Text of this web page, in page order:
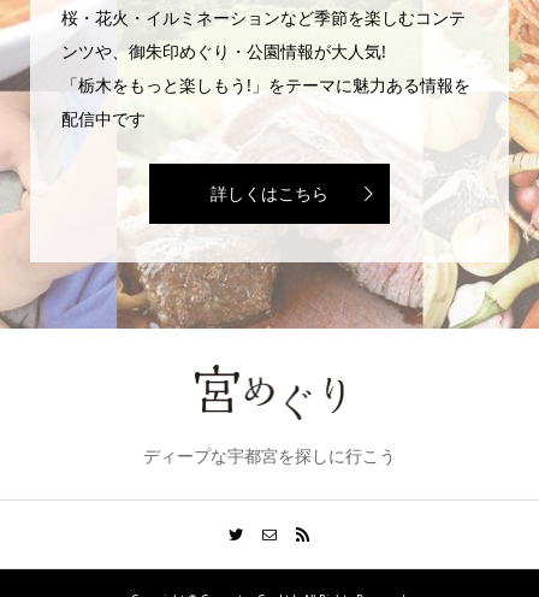
桜・花火・イルミネーションなど季節を楽しむコンテ
ンツや、御朱印めぐり・公園情報が大人気!
「栃木をもっと楽しもう!」をテーマに魅力ある情報を
配信中です
詳しくはこちら
ディープな宇都宮を探しに行こう